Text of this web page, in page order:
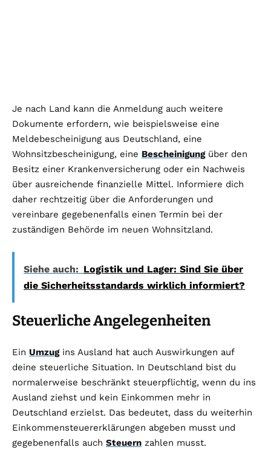
Je nach Land kann die Anmeldung auch weitere
Dokumente erfordern, wie beispielsweise eine
Meldebescheinigung aus Deutschland, eine
Wohnsitzbescheinigung, eine Bescheinigungüber den
Besitz einer Krankenversicherung oder ein Nachweis
über ausreichende finanzielle Mittel. Informiere dich
daher rechtzeitig über die Anforderungen und
vereinbare gegebenenfalls einen Termin bei der
zuständigen Behörde im neuen Wohnsitzland.
Siehe auch: Logistik und Lager: Sind Sie über
die Sicherheitsstandards wirklich informiert?
Steuerliche Angelegenheiten
Ein Umzugins Ausland hat auch Auswirkungen auf
deine steuerliche Situation. In Deutschland bist du
normalerweise beschränkt steuerpflichtig, wenn du ins
Ausland ziehst und kein Einkommen mehr in
Deutschland erzielst. Das bedeutet, dass du weiterhin
Einkommensteuererklärungen abgeben musst und
gegebenenfalls auch Steuern zahlen musst.